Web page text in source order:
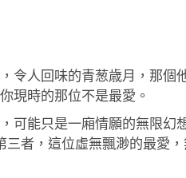
令人回味的青葱歳月，那個
現時的那位不是最愛。
可能只是一廂情願的無限幻
者，這位虛無飄渺的最愛